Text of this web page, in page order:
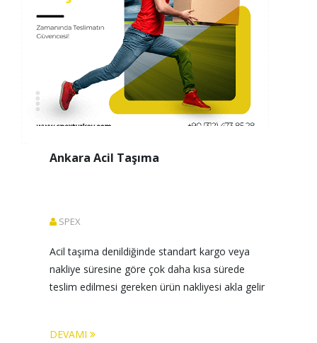
Ankara Acil Taşıma
SPEX
Acil taşıma denildiğinde standart kargo veya
nakliye süresine göre çok daha kısa sürede
teslim edilmesi gereken ürün nakliyesi akla gelir
DEVAMI